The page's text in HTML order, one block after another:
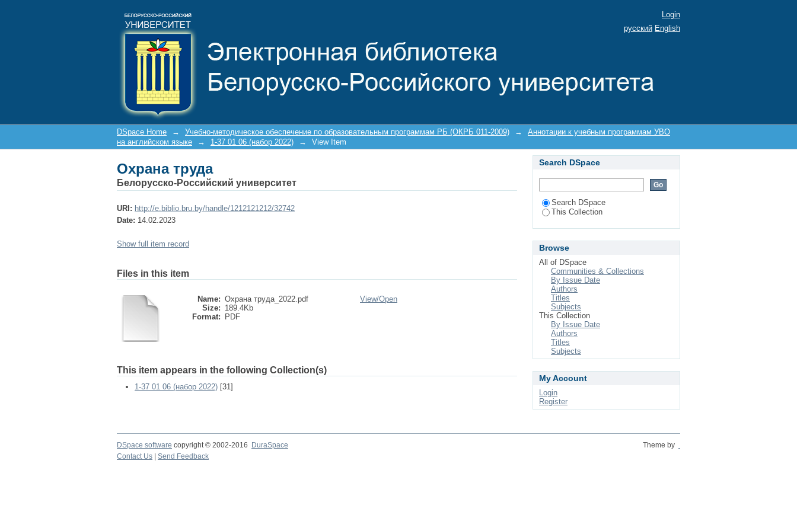
Login
русский English
DSpace Home → Учебно-методическое обеспечение по образовательным программам РБ (ОКРБ 011-2009) →
Аннотации к учебным программам УВО
на английском языке
→ 1-37 01 06 (набор 2022) → View Item
Охрана труда
Белорусско-Российский университет
URI: http://e.biblio.bru.by/handle/1212121212/32742
Date: 14.02.2023
Show full item record
Files in this item
Name: Охрана труда_2022.pdf
Size: 189.4Kb
Format:
PDF
View/Open
This item appears in the following Collection(s)
1-37 01 06 (набор 2022) [31]
Search DSpace
Search DSpace
This Collection
Browse
All of DSpace
Communities & Collections
By Issue Date
Authors
Titles
Subjects
This Collection
By Issue Date
Authors
Titles
Subjects
My Account
Login
Register
DSpace software copyright © 2002-2016 DuraSpace
Theme by
Contact Us
Send Feedback